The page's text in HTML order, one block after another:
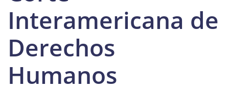
Interamericana de
Derechos
Humanos